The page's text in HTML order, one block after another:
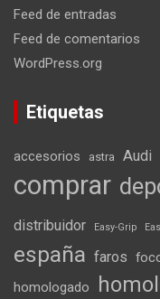
Feed de entradas
Feed de comentarios
WordPress.org
Etiquetas
accesorios astra Audi
comprar
distribuidor Easy-Grip
españa faros
homologado